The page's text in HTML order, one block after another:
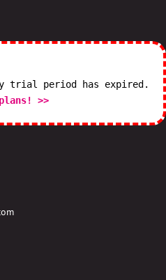
trial period has expired.
>>